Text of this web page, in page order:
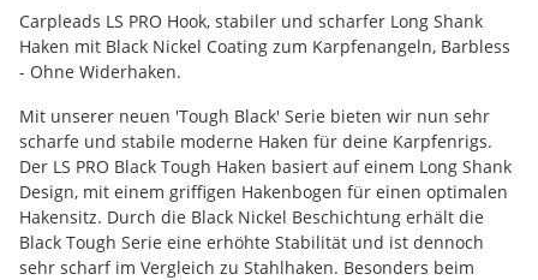
Carpleads LS PRO Hook, stabiler und scharfer Long Shank
Haken mit Black Nickel Coating zum Karpfenangeln, Barbless
- Ohne Widerhaken.
Mit unserer neuen 'Tough Black' Serie bieten wir nun sehr
scharfe und stabile moderne Haken für deine Karpfenrigs.
Der LS PRO Black Tough Haken basiert auf einem Long Shank
Design, mit einem griffigen Hakenbogen für einen optimalen
Hakensitz. Durch die Black Nickel Beschichtung erhält die
Black Tough Serie eine erhöhte Stabilität und ist dennoch
sehr scharf im Vergleich zu Stahlhaken. Besonders beim